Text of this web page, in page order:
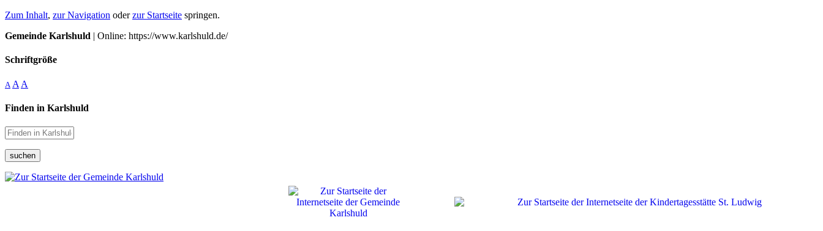
Zum Inhalt, zur Navigation oderzur Startseite springen.
Gemeinde Karlshuld | Online: https://www.karlshuld.de/
Schriftgröße
A A A
Finden in Karlshuld
suchen